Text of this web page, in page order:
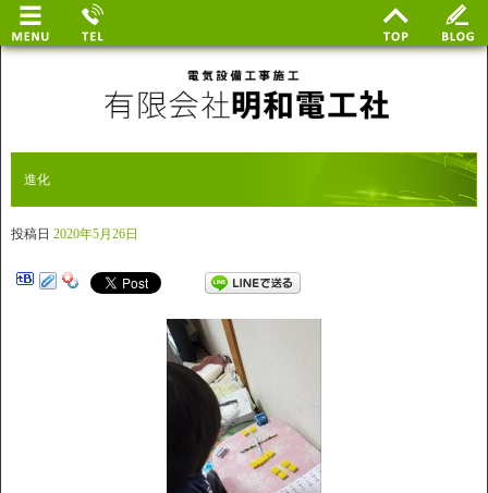
進化
投稿日 2020年5月26日